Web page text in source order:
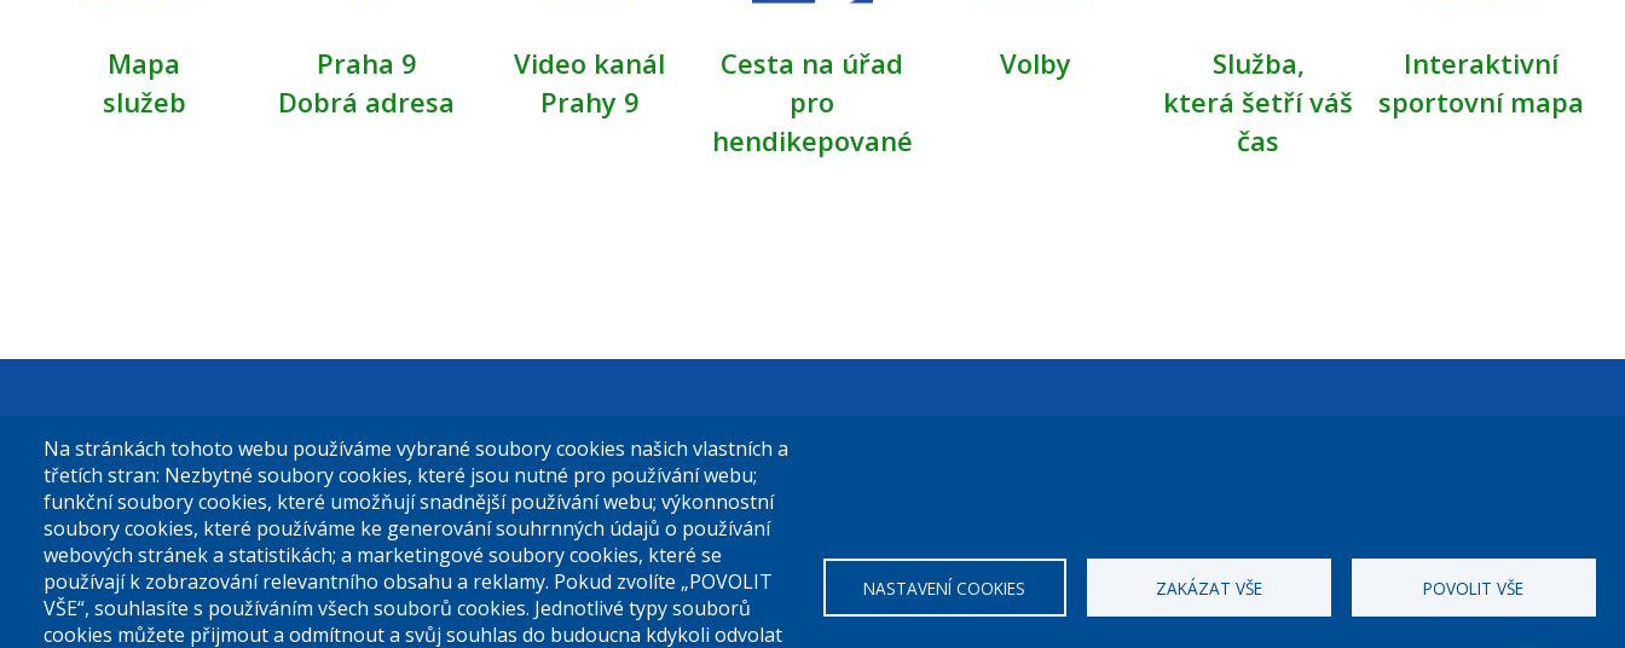
Mapa
služeb
Praha 9
Dobrá adresa
Video kanál
Prahy 9
Cesta na úřad
pro
hendikepované
Volby
Služba,
která šetří váš
čas
Interaktivní
sportovní mapa
Městská část Praha 9
Sokolovská 14/324
180 49 Praha 9
Tel. ústředna:283 091 111
El. podatelna (s el. podpisem):
posta@praha9.cz
El. podatelna (bez el. podpisu):
podatelna@praha9.cz
Úřední hodiny
Na stránkách tohoto webu používáme vybrané soubory cookies našich vlastních a
třetích stran: Nezbytné soubory cookies, které jsou nutné pro používání webu;
funkční soubory cookies, které umožňují snadnější používání webu; výkonnostní
soubory cookies, které používáme ke generování souhrnných údajů o používání
webových stránek a statistikách; a marketingové soubory cookies, které se
používají k zobrazování relevantního obsahu a reklamy. Pokud zvolíte „POVOLIT
VŠE“, souhlasíte s používáním všech souborů cookies. Jednotlivé typy souborů
cookies můžete přijmout a odmítnout a svůj souhlas do budoucna kdykoli odvolat
NASTAVENÍ COOKIES ZAKÁZAT VŠE POVOLIT VŠE